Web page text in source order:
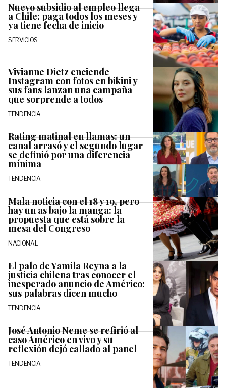
Nuevo subsidio al empleo llega
a Chile: paga todos los meses y
ya tiene fecha de inicio
SERVICIOS
Vivianne Dietz enciende
Instagram con fotos en bikini y
sus fans lanzan una campaña
que sorprende a todos
TENDENCIA
Rating matinal en llamas: un
canal arrasó y el segundo lugar
se definió por una diferencia
mínima
TENDENCIA
Mala noticia con el 18 y 19, pero
hay un as bajo la manga: la
propuesta que está sobre la
mesa del Congreso
NACIONAL
El palo de Yamila Reyna a la
justicia chilena tras conocer el
inesperado anuncio de Américo:
sus palabras dicen mucho
TENDENCIA
José Antonio Neme se refirió al
caso Américo en vivo y su
reflexión dejó callado al panel
TENDENCIA